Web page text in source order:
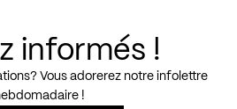
informés !
Vous adorerez notre infolettre
!